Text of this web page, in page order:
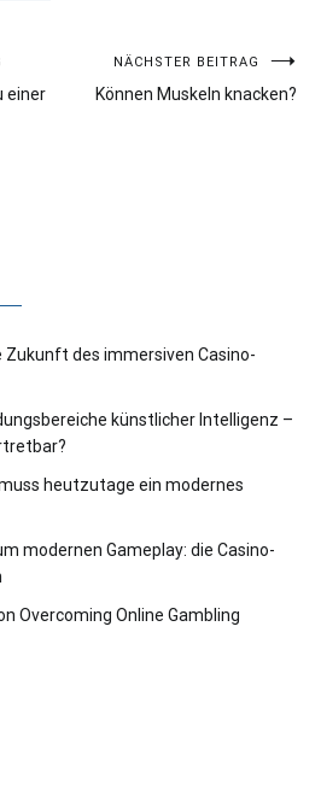
einer
NÄCHSTER BEITRAG
Können Muskeln knacken?
Zukunft des immersiven Casino-
künstlicher Intelligenz –
heutzutage ein modernes
modernen Gameplay: die Casino-
Overcoming Online Gambling